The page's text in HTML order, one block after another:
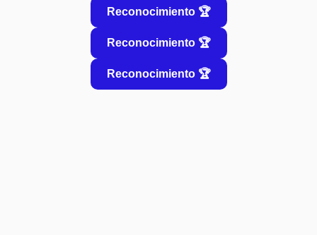
Reconocimiento 🏆
Reconocimiento 🏆
Reconocimiento 🏆